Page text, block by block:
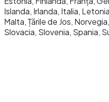
Islanda, Irlanda, Italia,
Malta, Țările de Jos,
Slovacia, Slovenia, Spania,